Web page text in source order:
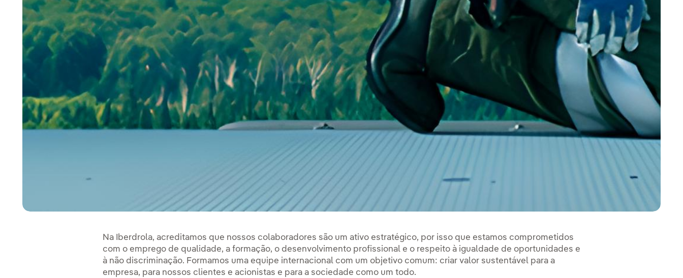
Na Iberdrola, acreditamos que nossos colaboradores são um ativo estratégico, por isso que estamos comprometidos
com o emprego de qualidade, a formação, o desenvolvimento profissional e o respeito à igualdade de oportunidades e
à não discriminação. Formamos uma equipe internacional com um objetivo comum: criar valor sustentável para a
empresa, para nossos clientes e acionistas e para a sociedade como um todo.